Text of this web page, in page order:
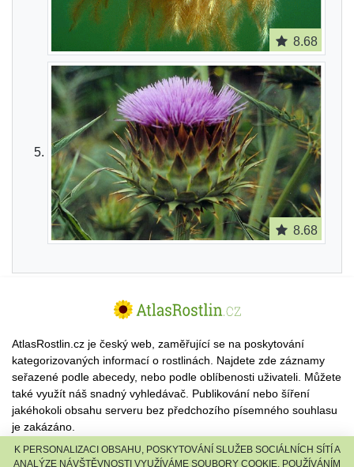
8.68
8.68
AtlasRostlin.cz je český web, zaměřující se na poskytování
kategorizovaných informací o rostlinách. Najdete zde záznamy
seřazené podle abecedy, nebo podle oblíbenosti uživateli. Můžete
také využít náš snadný vyhledávač. Publikování nebo šíření
jakéhokoli obsahu serveru bez předchozího písemného souhlasu
je zakázáno.
© 2026 AtlasRostlin.cz |TISCALI MEDIA, a.s.|Člen skupiny
K PERSONALIZACI OBSAHU, POSKYTOVÁNÍ SLUŽEB SOCIÁLNÍCH SÍTÍ A
ANALÝZE NÁVŠTĚVNOSTI VYUŽÍVÁME SOUBORY COOKIE. POUŽÍVÁNÍM